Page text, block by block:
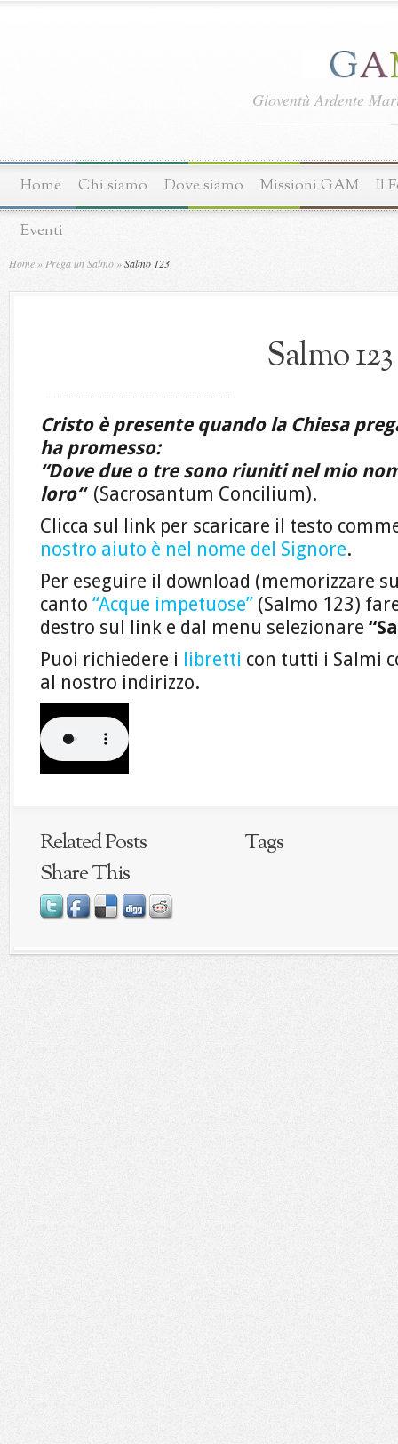
Gioventù Ardente
Home Chi siamo Dove siamo Missioni GAM Il
Eventi
Home » Prega un Salmo »Salmo 123
Salmo 123
Cristo è presente quando la Chiesa
ha promesso:
“Dove due o tre sono riuniti nel mio
loro“ (Sacrosantum Concilium).
Clicca sul link per scaricare il testo
nostro aiuto è nel nome del Signore.
Per eseguire il download (memorizzare
canto “Acque impetuose” (Salmo 123)
destro sul link e dal menu selezionare
Puoi richiedere i libretti con tutti i Salmi
al nostro indirizzo.
Related Posts
Tags
Share This